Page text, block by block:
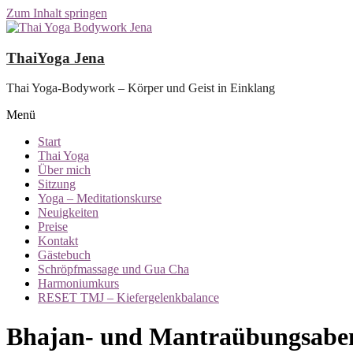
Zum Inhalt springen
ThaiYoga Jena
Thai Yoga-Bodywork – Körper und Geist in Einklang
Menü
Start
Thai Yoga
Über mich
Sitzung
Yoga – Meditationskurse
Neuigkeiten
Preise
Kontakt
Gästebuch
Schröpfmassage und Gua Cha
Harmoniumkurs
RESET TMJ – Kiefergelenkbalance
Bhajan- und